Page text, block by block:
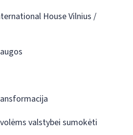
House Vilnius /
valstybei sumokėti